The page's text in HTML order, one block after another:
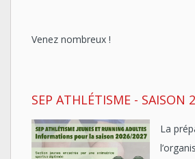
Venez nombreux !
SEP ATHLÉTISME - SAISON
La